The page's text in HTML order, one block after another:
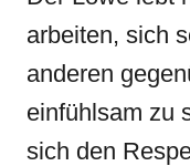
arbeiten, sich
anderen
einfühlsam zu
sich den